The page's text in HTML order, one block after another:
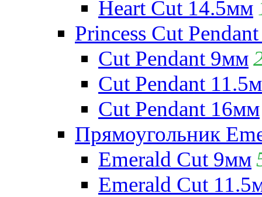
Heart Cut 14.5мм
Princess Cut
Cut Pendant 9мм
Cut Pendant
Cut Pendant 16мм
Прямоугольник
Emerald Cut 9мм
Emerald Cut